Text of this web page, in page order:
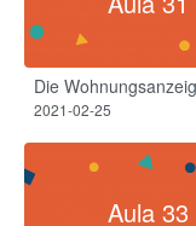
Die
2021-02-25
Aula 33